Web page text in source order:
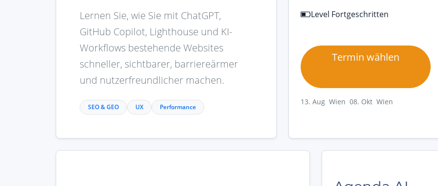
Lernen Sie, wie Sie mit ChatGPT,
GitHub Copilot, Lighthouse und KI-
Workflows bestehende Websites
schneller, sichtbarer, barriereärmer
und nutzerfreundlicher machen.
SEO & GEO UX Performance
Level Fortgeschritten
Termin wählen
13. Aug Wien 08. Okt Wien